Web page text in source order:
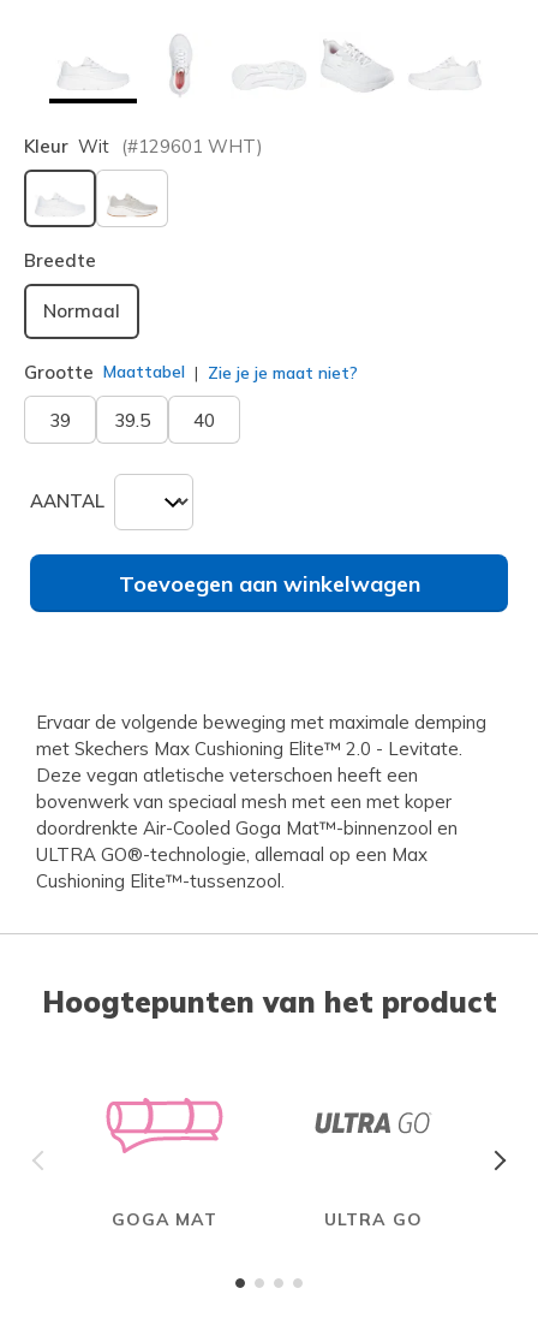
Kleur Wit (#129601 WHT)
geselecteerd
Breedte
Normaal
Grootte Maattabel Zie je je maat niet?
39 39.5 40
AANTAL
Toevoegen aan winkelwagen
Ervaar de volgende beweging met maximale demping
met Skechers Max Cushioning Elite™ 2.0 - Levitate.
Deze vegan atletische veterschoen heeft een
bovenwerk van speciaal mesh met een met koper
doordrenkte Air-Cooled Goga Mat™-binnenzool en
ULTRA GO®-technologie, allemaal op een Max
Cushioning Elite™-tussenzool.
Hoogtepunten van het product
GOGA MAT ULTRA GO